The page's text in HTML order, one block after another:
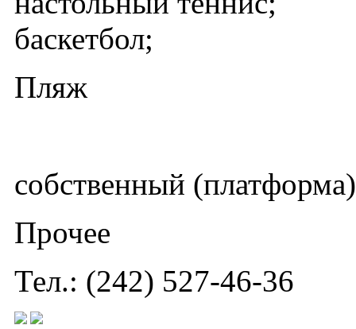
баскетбол;
Пляж
собственный
Прочее
Тел.: (242) 527-46-36